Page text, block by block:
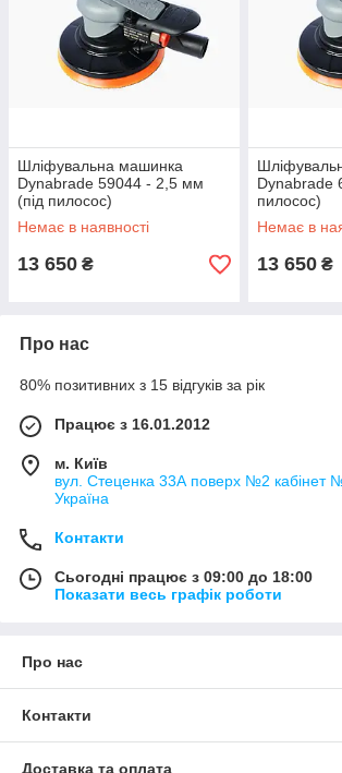
Шліфувальна машинка
Dynabrade 59044 - 2,5 мм
(під пилосос)
Немає в наявності
13 650 ₴
Dynabrade
пилосос)
Немає в
13 650 ₴
Про нас
80% позитивних з 15 відгуків за рік
Працює з 16.01.2012
м. Київ
вул. Стеценка 33А поверх №2 кабінет
Україна
Контакти
Сьогодні працює з 09:00 до 18:00
Показати весь графік роботи
Про нас
Контакти
Доставка та оплата